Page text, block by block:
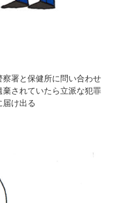
署と保健所に問い合わせ
されていたら立派な犯罪
届け出る